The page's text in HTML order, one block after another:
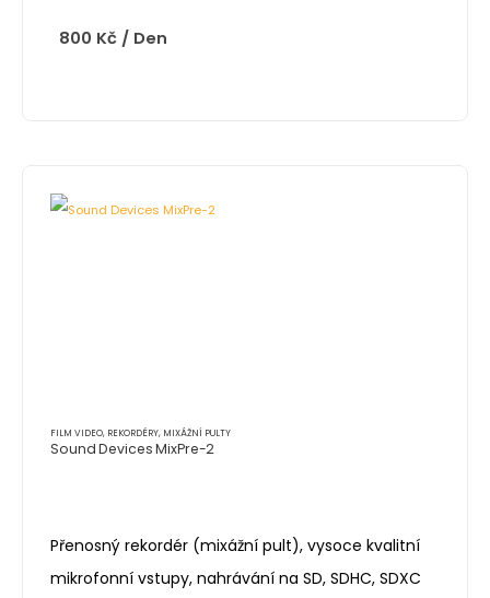
800 Kč / Den
FILM VIDEO, REKORDÉRY, MIXÁŽNÍ PULTY
Sound Devices MixPre-2
Přenosný rekordér (mixážní pult), vysoce kvalitní
mikrofonní vstupy, nahrávání na SD, SDHC, SDXC